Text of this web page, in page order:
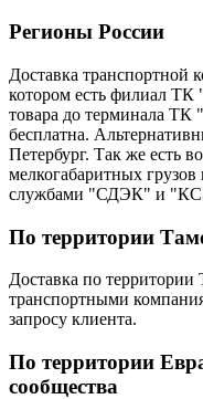
Регионы России
Доставка транспортной
котором есть филиал
товара до терминала
бесплатна.
Петербург. Так же есть
мелкогабаритных грузов
службами "СДЭК" и
По территории
Доставка по территории
транспортными
запросу клиента.
По территории
сообщества